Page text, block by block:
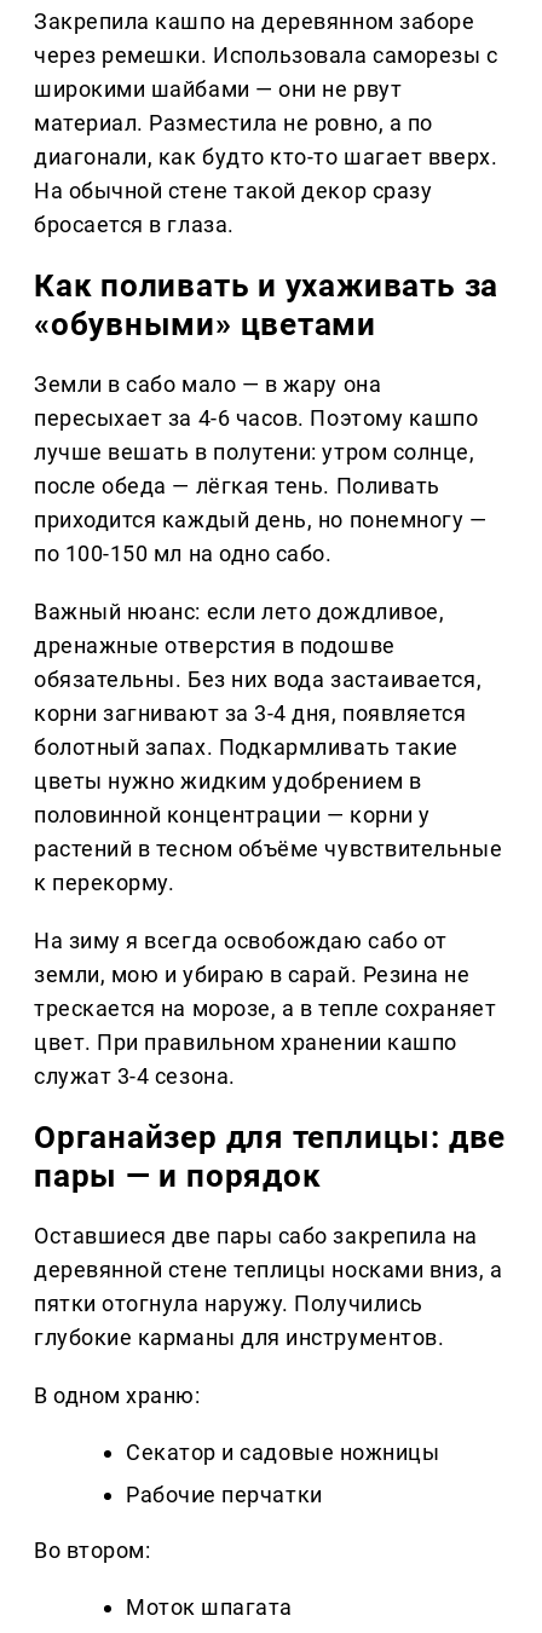
Закрепила кашпо на деревянном заборе
через ремешки. Использовала саморезы с
широкими шайбами — они не рвут
материал. Разместила не ровно, а по
диагонали, как будто кто-то шагает вверх.
На обычной стене такой декор сразу
бросается в глаза.
Как поливать и ухаживать за
«обувными» цветами
Земли в сабо мало — в жару она
пересыхает за 4-6 часов. Поэтому кашпо
лучше вешать в полутени: утром солнце,
после обеда — лёгкая тень. Поливать
приходится каждый день, но понемногу —
по 100-150 мл на одно сабо.
Важный нюанс: если лето дождливое,
дренажные отверстия в подошве
обязательны. Без них вода застаивается,
корни загнивают за 3-4 дня, появляется
болотный запах. Подкармливать такие
цветы нужно жидким удобрением в
половинной концентрации — корни у
растений в тесном объёме чувствительные
к перекорму.
На зиму я всегда освобождаю сабо от
земли, мою и убираю в сарай. Резина не
трескается на морозе, а в тепле сохраняет
цвет. При правильном хранении кашпо
служат 3-4 сезона.
Органайзер для теплицы: две
пары — и порядок
Оставшиеся две пары сабо закрепила на
деревянной стене теплицы носками вниз, а
пятки отогнула наружу. Получились
глубокие карманы для инструментов.
В одном храню:
Секатор и садовые ножницы
Рабочие перчатки
Во втором:
Моток шпагата